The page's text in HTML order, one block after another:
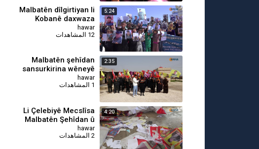
5:24
Malbatên dîlgirtiyan li
Kobanê daxwaza
berdana zarokên xwe kir
hawar
12 المشاهدات
2:35
Malbatên şehîdan
sansurkirina wêneyê
Rêber Abdullah Ocalan
şermezar kir
hawar
1 المشاهدات
4:20
Li Çelebiyê Mecslîsa
Malbatên Şehîdan û
şaredarî ketin xizmetê
hawar
2 المشاهدات